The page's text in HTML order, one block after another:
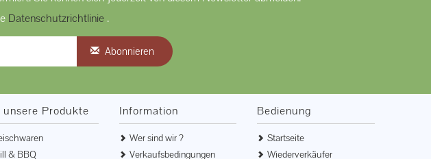
Datenschutzrichtlinie .
Abonnieren
unsere Produkte
& BBQ
Information
Wer sind wir ?
Verkaufsbedingungen
Bedienung
Startseite
Wiederverkäufer